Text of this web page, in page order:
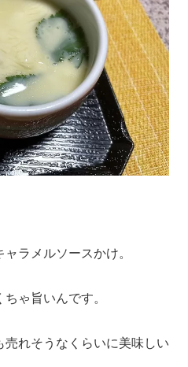
ラメルソースかけ。
ゃ旨いんです。
売れそうなくらいに美味しい